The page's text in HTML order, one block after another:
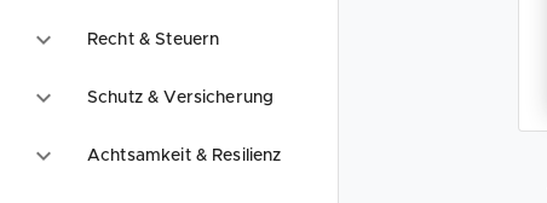
Recht & Steuern
Schutz & Versicherung
Achtsamkeit & Resilienz